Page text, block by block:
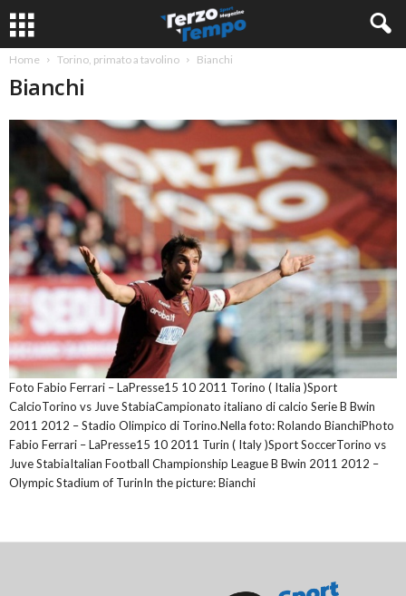
Home Torino, primato a tavolino Bianchi
Bianchi
Foto Fabio Ferrari – LaPresse15 10 2011 Torino ( Italia )Sport
CalcioTorino vs Juve StabiaCampionato italiano di calcio Serie B Bwin
2011 2012 – Stadio Olimpico di Torino.Nella foto: Rolando BianchiPhoto
Fabio Ferrari – LaPresse15 10 2011 Turin ( Italy )Sport SoccerTorino vs
Juve StabiaItalian Football Championship League B Bwin 2011 2012 –
Olympic Stadium of TurinIn the picture: Bianchi